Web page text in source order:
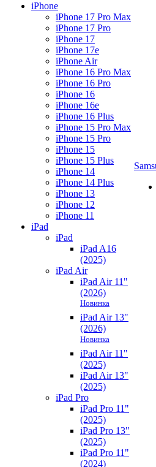
iPhone
iPhone 17 Pro Max
iPhone 17 Pro
iPhone 17
iPhone 17e
iPhone Air
iPhone 16 Pro Max
iPhone 16 Pro
iPhone 16
iPhone 16e
iPhone 16 Plus
iPhone 15 Pro Max
iPhone 15 Pro
iPhone 15
iPhone 15 Plus
iPhone 14
iPhone 14 Plus
iPhone 13
iPhone 12
iPhone 11
iPad
iPad
iPad A16
(2025)
iPad Air
iPad Air 11"
(2026)
Новинка
iPad Air 13"
(2026)
Новинка
iPad Air 11"
(2025)
iPad Air 13"
(2025)
iPad Pro
iPad Pro 11"
(2025)
iPad Pro 13"
(2025)
iPad Pro 11"
(2024)